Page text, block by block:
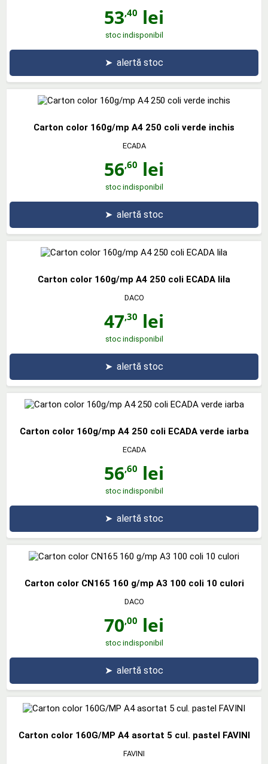
53,40 lei
stoc indisponibil
➤ alertă stoc
Carton color 160g/mp A4 250 coli verde inchis
ECADA
56,60 lei
stoc indisponibil
➤ alertă stoc
Carton color 160g/mp A4 250 coli ECADA lila
DACO
47,30 lei
stoc indisponibil
➤ alertă stoc
Carton color 160g/mp A4 250 coli ECADA verde iarba
ECADA
56,60 lei
stoc indisponibil
➤ alertă stoc
Carton color CN165 160 g/mp A3 100 coli 10 culori
DACO
70,00 lei
stoc indisponibil
➤ alertă stoc
Carton color 160G/MP A4 asortat 5 cul. pastel FAVINI
FAVINI